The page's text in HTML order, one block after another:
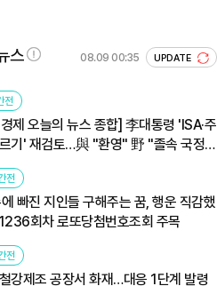
스 08.09 00:35 UPDATE
전
제 오늘의 뉴스 종합] 李대통령 'ISA·주
기' 재검토…與 "환영" 野 "졸속 국정"
전
빠진 지인들 구해주는 꿈, 행운 직감했
회차 로또당첨번호조회 주목
전
강제조 공장서 화재…대응 1단계 발령